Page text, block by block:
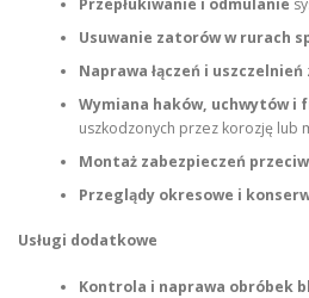
Usuwanie zatorów w rurach
Naprawa łączeń i uszczelnień
Wymiana haków, uchwytów i
uszkodzonych przez korozję lub
Montaż zabezpieczeń
Przeglądy okresowe i
Usługi dodatkowe
Kontrola i naprawa obróbek